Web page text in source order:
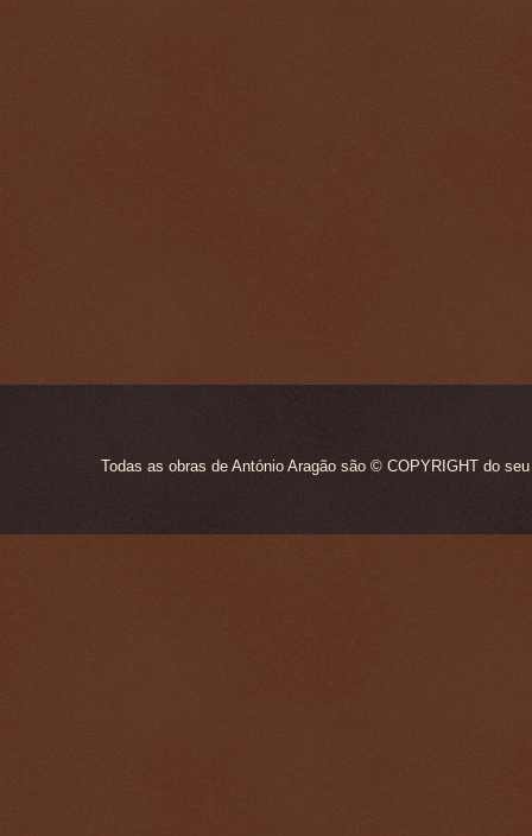
Todas as obras de António Aragão são © COPYRIGHT do